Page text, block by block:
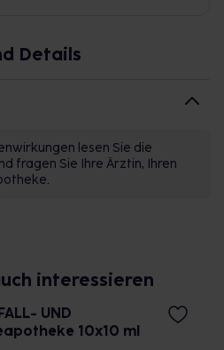
Details
lesen Sie die
fragen Sie Ihre Ärztin, Ihren
interessieren
UND
10x10 ml